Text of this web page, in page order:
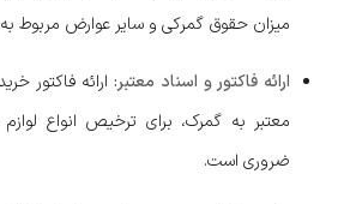
میزان حقوق گمرکی و سایر عوارض مربوط به
ارائه فاکتور و اسناد معتبر: ارائه فاکتور
معتبر به گمرک، برای ترخیص انواع
ضروری است.